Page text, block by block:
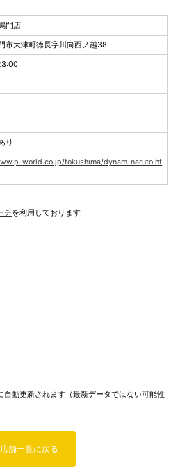
門店
市大津町徳長字川向西ノ越38
り
world.co.jp/tokushima/dynam-naruto.ht
チを利用しております
動更新されます（最新データではない可能性
店舗一覧に戻る